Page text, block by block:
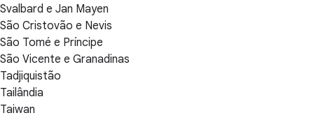
Svalbard e Jan Mayen
São Cristovão e Nevis
São Tomé e Príncipe
São Vicente e Granadinas
Tadjiquistão
Tailândia
Taiwan